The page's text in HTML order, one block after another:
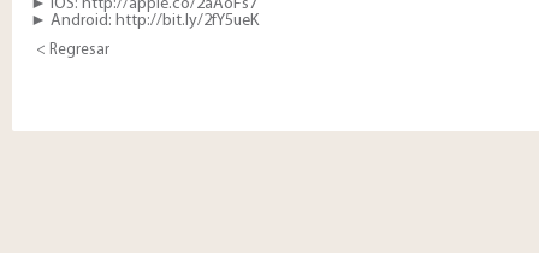
► IOS: http://apple.co/2aAoFs7
► Android: http://bit.ly/2fY5ueK​
< Regresar